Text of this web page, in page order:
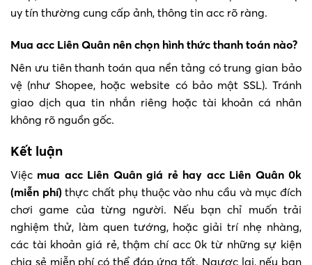
uy tín thường cung cấp ảnh, thông tin acc rõ ràng.
Mua acc Liên Quân nên chọn hình thức thanh toán nào?
Nên ưu tiên thanh toán qua nền tảng có trung gian bảo
vệ (như Shopee, hoặc website có bảo mật SSL). Tránh
giao dịch qua tin nhắn riêng hoặc tài khoản cá nhân
không rõ nguồn gốc.
Kết luận
Việc mua acc Liên Quân giá rẻ hay acc Liên Quân 0k
(miễn phí)thực chất phụ thuộc vào nhu cầu và mục đích
chơi game của từng người. Nếu bạn chỉ muốn trải
nghiệm thử, làm quen tướng, hoặc giải trí nhẹ nhàng,
các tài khoản giá rẻ, thậm chí acc 0k từ những sự kiện
chia sẻ miễn phí có thể đáp ứng tốt. Ngược lại, nếu bạn